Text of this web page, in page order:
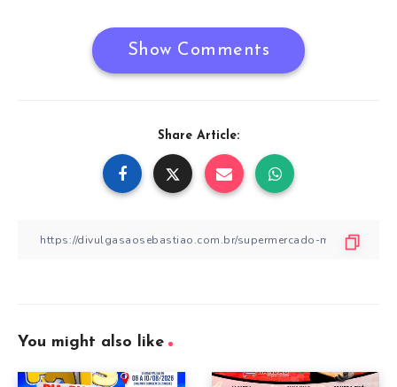
Show Comments
Share Article:
You might also like